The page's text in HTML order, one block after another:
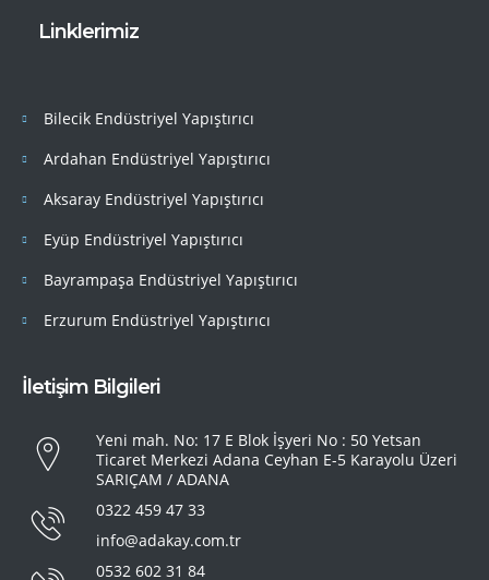
Linklerimiz
Bilecik Endüstriyel Yapıştırıcı
Ardahan Endüstriyel Yapıştırıcı
Aksaray Endüstriyel Yapıştırıcı
Eyüp Endüstriyel Yapıştırıcı
Bayrampaşa Endüstriyel Yapıştırıcı
Erzurum Endüstriyel Yapıştırıcı
İletişim Bilgileri
Yeni mah. No: 17 E Blok İşyeri No : 50 Yetsan
Ticaret Merkezi Adana Ceyhan E-5 Karayolu Üzeri
SARIÇAM / ADANA
0322 459 47 33
info@adakay.com.tr
0532 602 31 84